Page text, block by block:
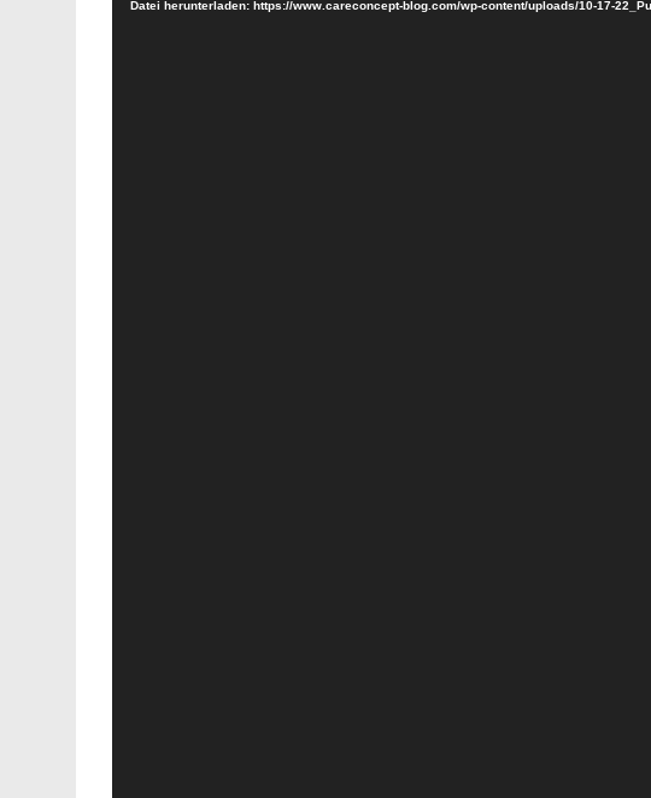
Datei herunterladen: https://www.careconcept-blog.com/wp-content/uploads/10-17-